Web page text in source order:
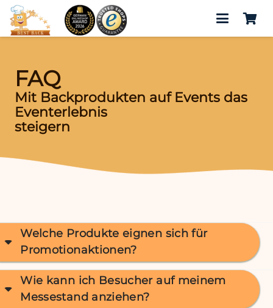
FAQ
Mit Backprodukten auf Events das
Eventerlebnis
steigern
Welche Produkte eignen sich für
Promotionaktionen?
Wie kann ich Besucher auf meinem
Messestand anziehen?